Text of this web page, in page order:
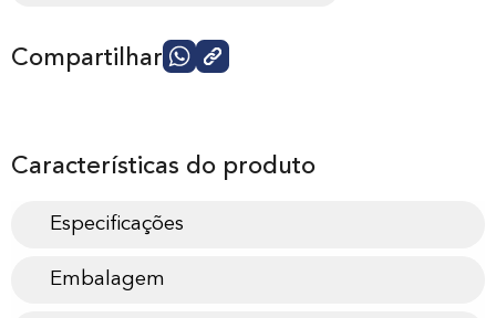
Compartilhar
Características do produto
Especificações
Embalagem